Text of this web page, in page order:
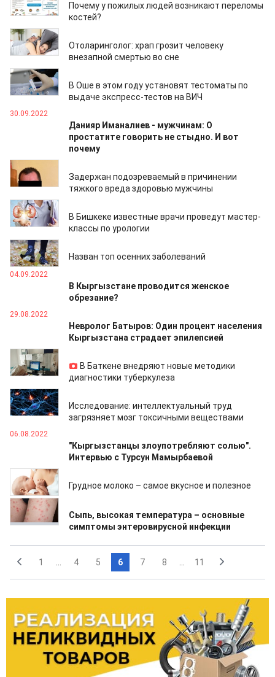
Почему у пожилых людей возникают переломы
костей?
16.10.2022
Отоларинголог: храп грозит человеку
внезапной смертью во сне
15.10.2022
В Оше в этом году установят тестоматы по
выдаче экспресс-тестов на ВИЧ
30.09.2022
Данияр Иманалиев - мужчинам: О
простатите говорить не стыдно. И вот
почему
28.09.2022
Задержан подозреваемый в причинении
тяжкого вреда здоровью мужчины
28.09.2022
В Бишкеке известные врачи проведут мастер-
классы по урологии
17.09.2022
Назван топ осенних заболеваний
04.09.2022
В Кыргызстане проводится женское
обрезание?
29.08.2022
Невролог Батыров: Один процент населения
Кыргызстана страдает эпилепсией
23.08.2022
В Баткене внедряют новые методики
диагностики туберкулеза
13.08.2022
Исследование: интеллектуальный труд
загрязняет мозг токсичными веществами
06.08.2022
"Кыргызстанцы злоупотребляют солью".
Интервью с Турсун Мамырбаевой
05.08.2022
Грудное молоко – самое вкусное и полезное
03.08.2022
Сыпь, высокая температура – основные
симптомы энтеровирусной инфекции
1 4 5 6 7 8 11